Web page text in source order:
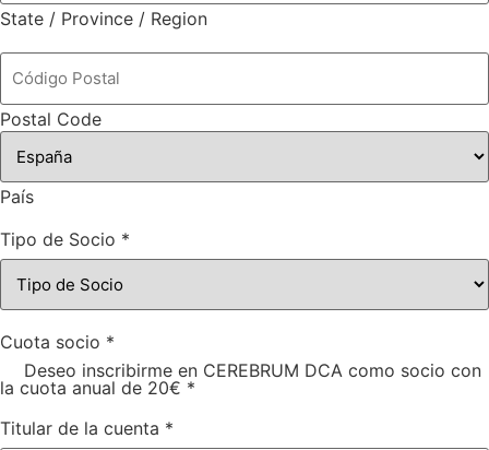
State / Province / Region
Postal Code
País
Tipo de Socio *
Cuota socio *
Deseo inscribirme en CEREBRUM DCA como socio con
la cuota anual de 20€ *
Titular de la cuenta *